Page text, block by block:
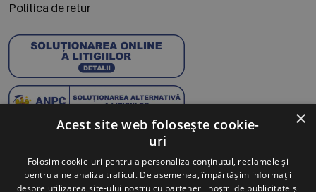
Politica de retur
Abonează-te la Newsletter
Te anunțăm când avem oferte noi și promoții la mărcile
×
Acest site web folosește cookie-
uri
Folosim cookie-uri pentru a personaliza conținutul, reclamele și
pentru a ne analiza traficul. De asemenea, împărtășim informații
despre utilizarea site-ului nostru cu partenerii noștri de publicitate și